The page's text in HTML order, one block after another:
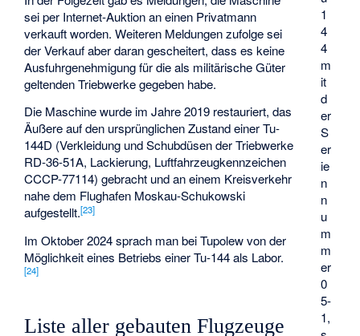
1
4
4
m
it
d
er
S
er
ie
n
n
u
m
m
er
0
5-
1,
sei per Internet-Auktion an einen Privatmann
verkauft worden. Weiteren Meldungen zufolge sei
der Verkauf aber daran gescheitert, dass es keine
Ausfuhrgenehmigung für die als militärische Güter
geltenden Triebwerke gegeben habe.
Die Maschine wurde im Jahre 2019 restauriert, das
Äußere auf den ursprünglichen Zustand einer Tu-
144D (Verkleidung und Schubdüsen der Triebwerke
RD-36-51A, Lackierung, Luftfahrzeugkennzeichen
CCCP-77114) gebracht und an einem Kreisverkehr
nahe dem Flughafen Moskau-Schukowski
aufgestellt.[23]
Im Oktober 2024 sprach man bei Tupolew von der
Möglichkeit eines Betriebs einer Tu-144 als Labor.
[24]
Liste aller gebauten Flugzeuge